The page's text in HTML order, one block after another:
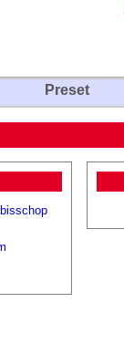
Preset